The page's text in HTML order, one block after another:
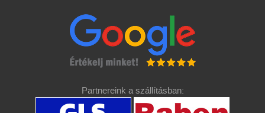
Partnereink a szállításban: